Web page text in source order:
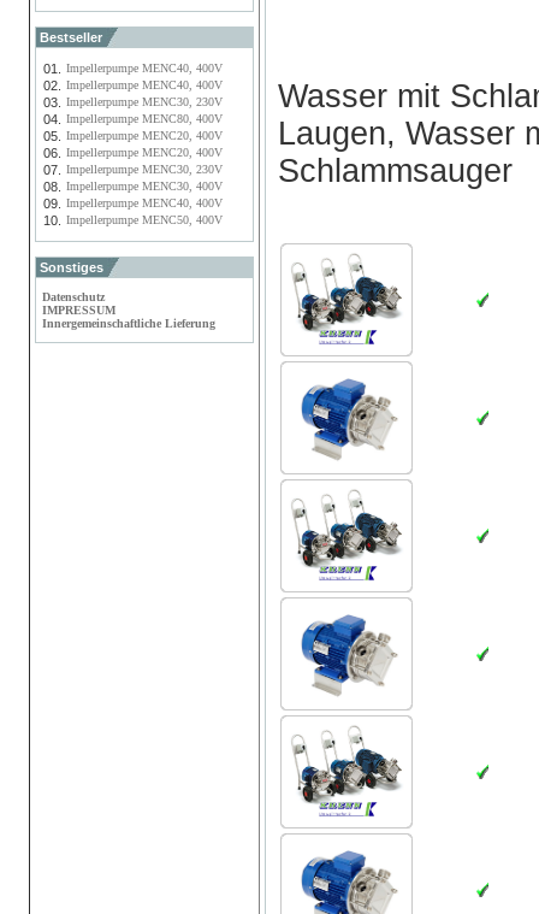
Bestseller
01. Impellerpumpe MENC40, 400V
02. Impellerpumpe MENC40, 400V
03. Impellerpumpe MENC30, 230V
04. Impellerpumpe MENC80, 400V
05. Impellerpumpe MENC20, 400V
06. Impellerpumpe MENC20, 400V
07. Impellerpumpe MENC30, 230V
08. Impellerpumpe MENC30, 400V
09. Impellerpumpe MENC40, 400V
10. Impellerpumpe MENC50, 400V
Sonstiges
Datenschutz
IMPRESSUM
Innergemeinschaftliche Lieferung
Wasser mit
Laugen, Wasser
Schlammsauger